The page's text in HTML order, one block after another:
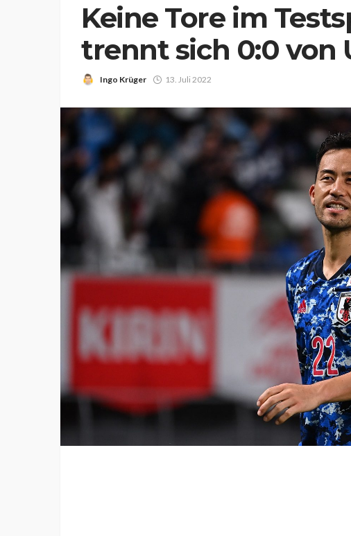
Keine Tore im
trennt sich 0:0 von
Ingo Krüger 13. Juli 2022